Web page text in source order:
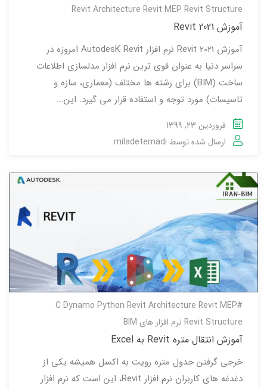
Revit Architecture Revit MEP Revit Structure
آموزش Revit 2021
آموزش Revit 2021 نرم افزار AutodesK Revit امروزه در
سراسر دنیا به عنوان قوی ترین نرم افزار مدلسازی اطلاعات
ساخت (BIM) برای رشته ها مختلف (معماری، سازه و
تاسیسات) مورد توجه و استفاده قرار می گیرد. این...
فروردین 23, 1399
ارسال شده توسط miladetemadi
#C
Dynamo Python Revit Architecture Revit MEP
Revit Structure نرم افزار های BIM
آموزش انتقال متره Revit به Excel
خرجی گرفتن جدول متره رویت به اکسل همیشه یکی از
دغدغه های کاربران نرم افزار Revit، این است که نرم افزار